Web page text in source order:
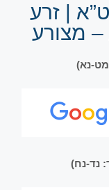
| זרע
מצורע
נא)
נד-נח)